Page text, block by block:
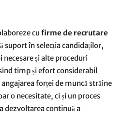
cu firme de recrutare
suport în selecția candidaților,
și alte proceduri
timp și efort considerabil
forței de muncă străine
o necesitate, ci și un proces
dezvoltarea continuă a